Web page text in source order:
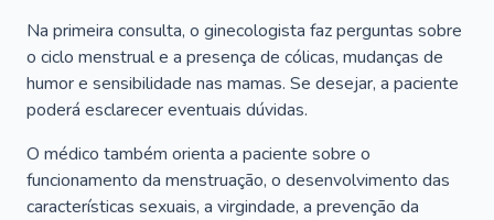
Na primeira consulta, o ginecologista faz perguntas sobre
o ciclo menstrual e a presença de cólicas, mudanças de
humor e sensibilidade nas mamas. Se desejar, a paciente
poderá esclarecer eventuais dúvidas.
O médico também orienta a paciente sobre o
funcionamento da menstruação, o desenvolvimento das
características sexuais, a virgindade, a prevenção da